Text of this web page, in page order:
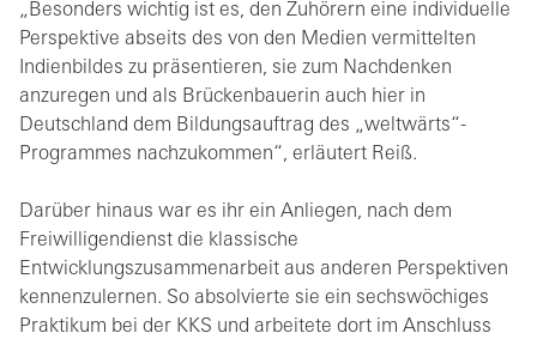
„Besonders wichtig ist es, den Zuhörern eine individuelle
Perspektive abseits des von den Medien vermittelten
Indienbildes zu präsentieren, sie zum Nachdenken
anzuregen und als Brückenbauerin auch hier in
Deutschland dem Bildungsauftrag des „weltwärts“-
Programmes nachzukommen“, erläutert Reiß.
Darüber hinaus war es ihr ein Anliegen, nach dem
Freiwilligendienst die klassische
Entwicklungszusammenarbeit aus anderen Perspektiven
kennenzulernen. So absolvierte sie ein sechswöchiges
Praktikum bei der KKS und arbeitete dort im Anschluss